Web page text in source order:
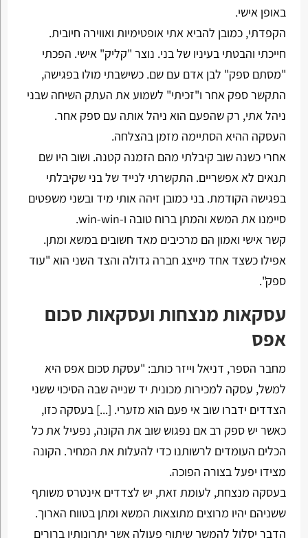
באופן אישי.
הקפדתי, כמובן להביא אתי אופטימיות ואווירה חיובית.
חייכתי והבטתי בעיניו של בני. נוצר "קליק" אישי. הפכתי
"מסתם ספק" לבן אדם עם שם. כשישבתי מולו בפגישה,
התקשר ספק אחר ו"זכיתי" לשמוע את העתק השיחה שבני
ניהל אתי, רק שהפעם הוא ניהל אותה עם ספק אחר.
העסקה ההיא הסתיימה מזמן בהצלחה.
אחרי כשנה שוב קיבלתי מהם הזמנה קטנה. ושוב היו שם
תנאים לא אפשריים. התקשרתי לנייד של בני שקיבלתי
בפגישה הקודמת. בני כמובן זיהה אותי מיד ובשני משפטים
סיימנו את המשא והמתן ברוח טובה ו-win-win.
קשר אישי ואמון הם מרכיבים מאד חשובים במשא ומתן.
אפילו כשצד אחד מייצג חברה גדולה והצד השני הוא "עוד
ספק".
עסקאות מנצחות ועסקאות סכום
אפס
מחבר הספר, דניאל וייזר כותב: "עסקת סכום אפס היא
למשל, עסקה למכירות מכונית יד שנייה שבה הסיכוי ששני
הצדדים ידברו שוב אי פעם הוא מזערי. [...] בעסקה כזו,
כאשר יש ספק רב אם נפגוש שוב את הקונה, נפעיל את כל
הכלים העומדים לרשותנו כדי להעלות את המחיר. הקונה
מצידו יפעל בצורה הפוכה.
בעסקה מנצחת, לעומת זאת, יש לצדדים אינטרס משותף
ששניהם יהיו מרוצים מתוצאות המשא ומתן בטווח הארוך.
הדבר יסלול להמשך שיתוף פעולה אשר יתרונותיו ברורים